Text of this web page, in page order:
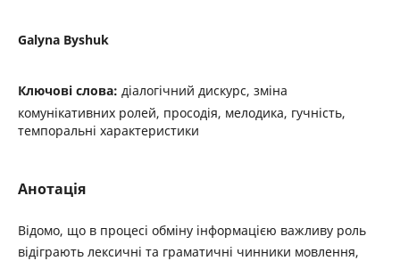
Galyna Byshuk
Ключові слова: діалогічний дискурс, зміна
комунікативних ролей, просодія, мелодика, гучність,
темпоральні характеристики
Анотація
Відомо, що в процесі обміну інформацією важливу роль
відіграють лексичні та граматичні чинники мовлення,